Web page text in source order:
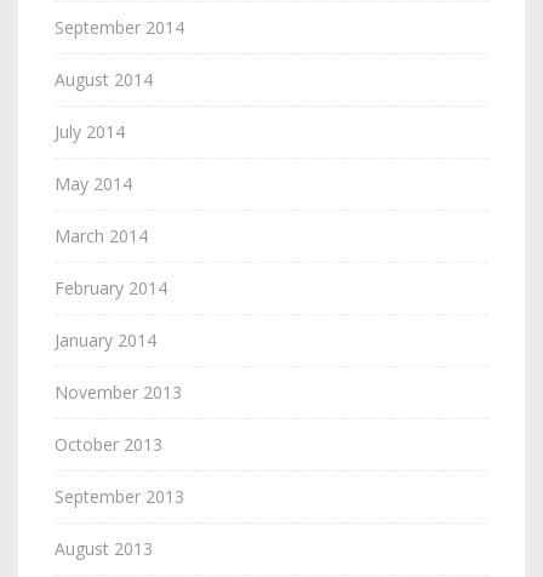
September 2014
August 2014
July 2014
May 2014
March 2014
February 2014
January 2014
November 2013
October 2013
September 2013
August 2013